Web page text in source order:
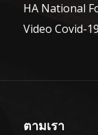
HA National
Video Covid-19
ตามเรา